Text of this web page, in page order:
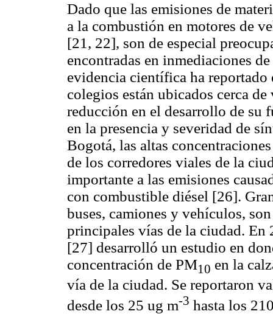
Dado que las emisiones de
a la combustión en motores de
[21, 22], son de especial
encontradas en inmediaciones
evidencia científica ha reportado
colegios están ubicados cerca
reducción en el desarrollo de su
en la presencia y severidad de
Bogotá, las altas
de los corredores viales de la
importante a las emisiones
con combustible diésel [26].
buses, camiones y vehículos,
principales vías de la ciudad. En
[27] desarrolló un estudio en
concentración de PM10 en la
vía de la ciudad. Se reportaron
desde los 25 ug m-3 hasta los